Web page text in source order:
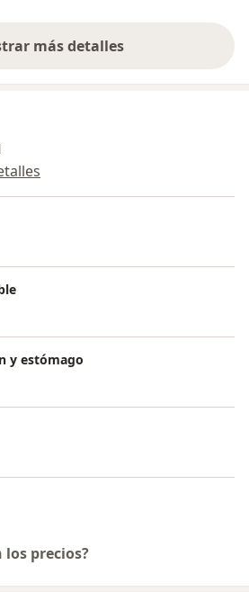
más detalles
sobre la experiencia
y estómago
precios?